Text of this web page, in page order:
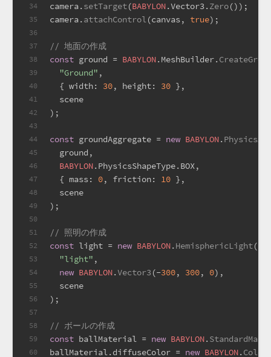
34
35
36
37
38
39
40
41
42
43
44
45
46
47
48
49
50
51
52
53
54
55
56
57
58
59
60
camera.setTarget(BABYLON.Vector3.Zero());
camera.attachControl(canvas, true);
// 地面の作成
const ground = BABYLON.MeshBuilder.
"Ground" ,
  {
width: 30, height: 30 },
  scene
);
const groundAggregate = new BABYLON.
  ground,
BABYLON.PhysicsShapeType.BOX,
  {
mass: 0, friction: 10 },
  scene
);
// 照明の作成
const light = new BABYLON.HemisphericLight(
"light" ,
new BABYLON.Vector3 (-300, 300, 0),
  scene
);
// ボールの作成
const ballMaterial = new BABYLON.
ballMaterial.diffuseColor = new BABYLON.